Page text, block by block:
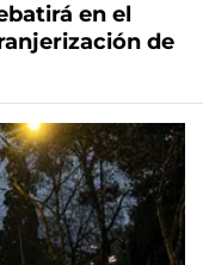
en el
de